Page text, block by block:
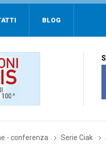
BLOG
- conferenza Serie Ciak